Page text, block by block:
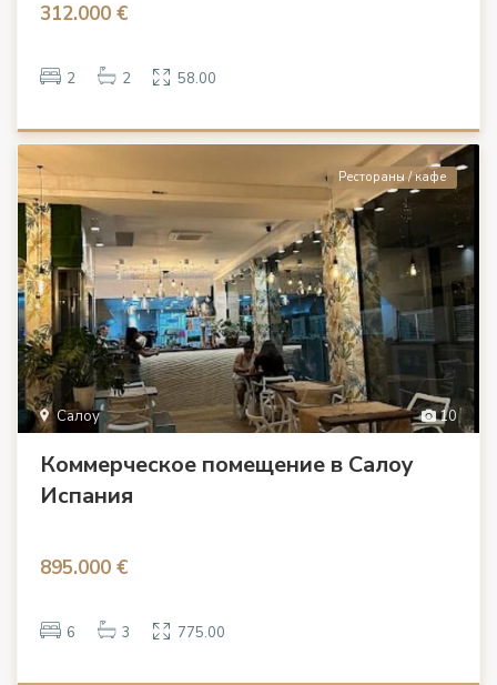
312.000 €
2 2 58.00
10
Салоу
Рестораны / кафе
Коммерческое помещение в Салоу
Испания
895.000 €
6 3 775.00